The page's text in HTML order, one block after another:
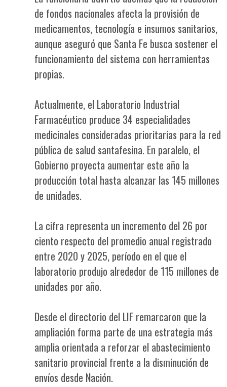
de fondos nacionales afecta la provisión de
medicamentos, tecnología e insumos sanitarios,
aunque aseguró que Santa Fe busca sostener el
funcionamiento del sistema con herramientas
propias.
Actualmente, el Laboratorio Industrial
Farmacéutico produce 34 especialidades
medicinales consideradas prioritarias para la red
pública de salud santafesina. En paralelo, el
Gobierno proyecta aumentar este año la
producción total hasta alcanzar las 145 millones
de unidades.
La cifra representa un incremento del 26 por
ciento respecto del promedio anual registrado
entre 2020 y 2025, período en el que el
laboratorio produjo alrededor de 115 millones de
unidades por año.
Desde el directorio del LIF remarcaron que la
ampliación forma parte de una estrategia más
amplia orientada a reforzar el abastecimiento
sanitario provincial frente a la disminución de
envíos desde Nación.